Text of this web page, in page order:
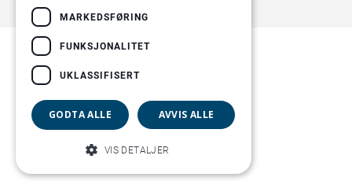
MARKEDSFØRING
FUNKSJONALITET
UKLASSIFISERT
GODTA ALLE AVVIS ALLE
VIS DETALJER